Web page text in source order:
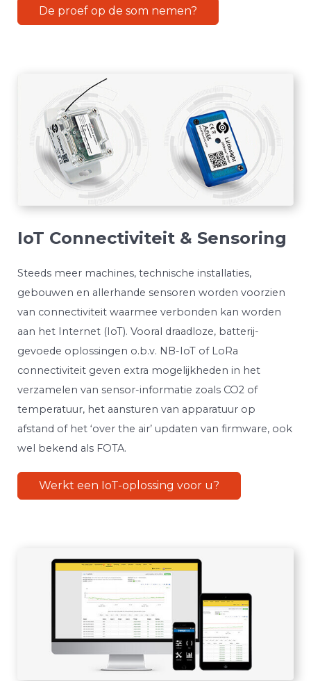
De proef op de som nemen?
IoT Connectiviteit & Sensoring
Steeds meer machines, technische installaties,
gebouwen en allerhande sensoren worden voorzien
van connectiviteit waarmee verbonden kan worden
aan het Internet (IoT). Vooral draadloze, batterij-
gevoede oplossingen o.b.v. NB-IoT of LoRa
connectiviteit geven extra mogelijkheden in het
verzamelen van sensor-informatie zoals CO2 of
temperatuur, het aansturen van apparatuur op
afstand of het ‘over the air’ updaten van firmware, ook
wel bekend als FOTA.
Werkt een IoT-oplossing voor u?